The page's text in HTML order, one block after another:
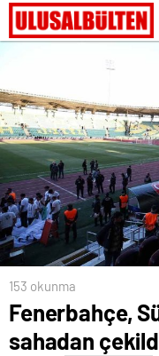
153 okunma
Fenerbahçe,
sahadan